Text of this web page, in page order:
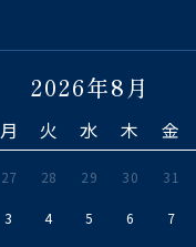
2026年8月
月 火 水 木 金
27 28 29 30 31
3 4 5 6 7